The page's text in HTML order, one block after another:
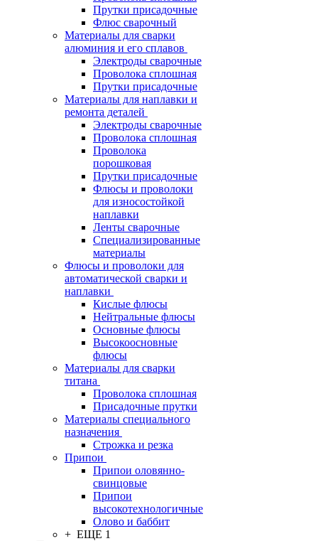
Прутки присадочные
Флюс сварочный
Материалы для сварки
алюминия и его сплавов
Электроды сварочные
Проволока сплошная
Прутки присадочные
Материалы для наплавки и
ремонта деталей
Электроды сварочные
Проволока сплошная
Проволока
порошковая
Прутки присадочные
Флюсы и проволоки
для износостойкой
наплавки
Ленты сварочные
Специализированные
материалы
Флюсы и проволоки для
автоматической сварки и
наплавки
Кислые флюсы
Нейтральные флюсы
Основные флюсы
Высокоосновные
флюсы
Материалы для сварки
титана
Проволока сплошная
Присадочные прутки
Материалы специального
назначения
Строжка и резка
Припои
Припои оловянно-
свинцовые
Припои
высокотехнологичные
Олово и баббит
+ ЕЩЕ 1